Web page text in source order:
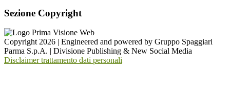
Sezione Copyright
Copyright 2026 | Engineered and powered by Gruppo Spaggiari
Parma S.p.A. | Divisione Publishing & New Social Media
Disclaimer trattamento dati personali